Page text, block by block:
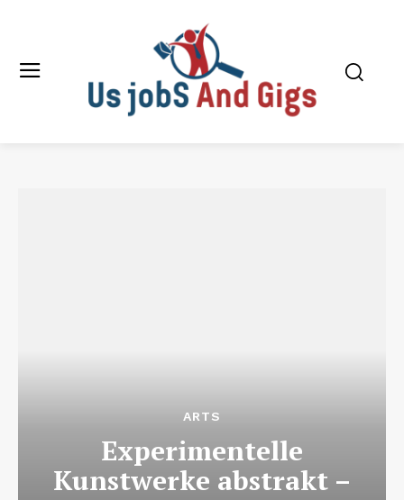
ARTS
Experimentelle
Kunstwerke abstrakt –